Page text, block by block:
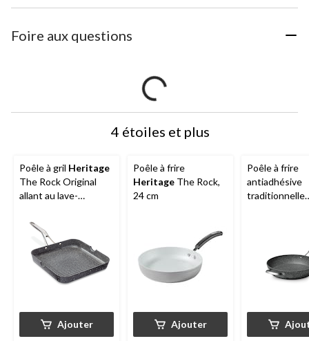
Foire aux questions
4 étoiles et plus
Poêle à gril Heritage
The Rock Original
allant au lave-
noir, 10,6 po
Ajouter
Poêle à frire
Heritage The Rock,
24 cm
Ajouter
Poêle à frire
antiadhésive
traditionnelle